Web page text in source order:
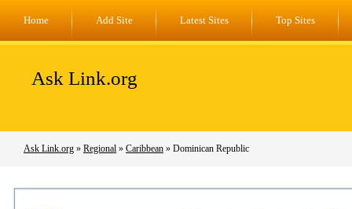
Home Add Site Latest Sites Top Sites
Ask Link.org
Ask Link.org » Regional » Caribbean » Dominican Republic